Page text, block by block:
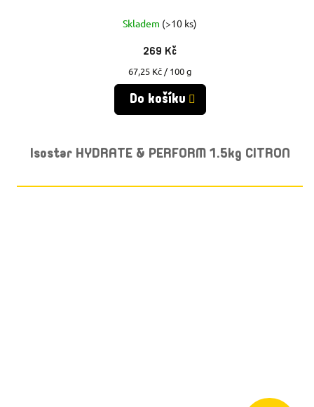
Skladem (>10 ks)
269 Kč
Měrná
cena:
67,25 Kč / 100 g
Do košíku
Isostar HYDRATE & PERFORM 1.5kg CITRON